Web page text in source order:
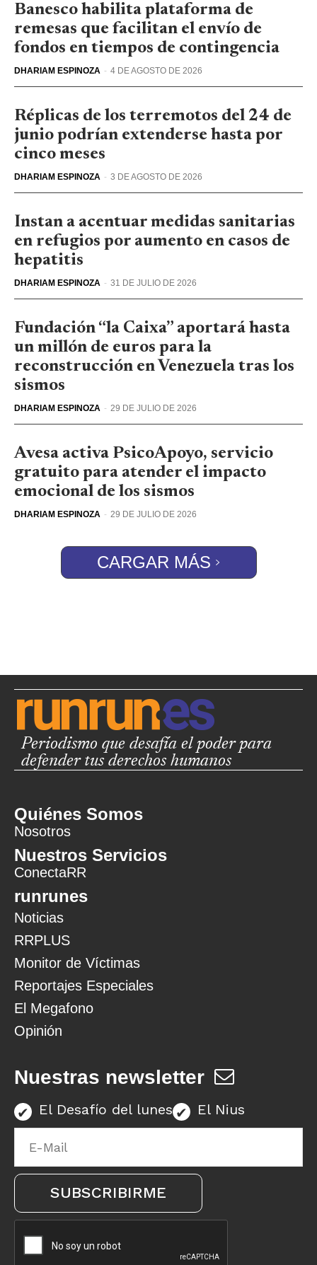
Banesco habilita plataforma de
remesas que facilitan el envío de
fondos en tiempos de contingencia
DHARIAM ESPINOZA - 4 DE AGOSTO DE 2026
Réplicas de los terremotos del 24 de
junio podrían extenderse hasta por
cinco meses
DHARIAM ESPINOZA - 3 DE AGOSTO DE 2026
Instan a acentuar medidas sanitarias
en refugios por aumento en casos de
hepatitis
DHARIAM ESPINOZA - 31 DE JULIO DE 2026
Fundación “la Caixa” aportará hasta
un millón de euros para la
reconstrucción en Venezuela tras los
sismos
DHARIAM ESPINOZA - 29 DE JULIO DE 2026
Avesa activa PsicoApoyo, servicio
gratuito para atender el impacto
emocional de los sismos
DHARIAM ESPINOZA - 29 DE JULIO DE 2026
CARGAR MÁS
Periodismo que desafía el poder para
defender tus derechos humanos
Quiénes Somos
Nosotros
Nuestros Servicios
ConectaRR
runrunes
Noticias
RRPLUS
Monitor de Víctimas
Reportajes Especiales
El Megafono
Opinión
Nuestras newsletter
El Desafío del lunes El Nius